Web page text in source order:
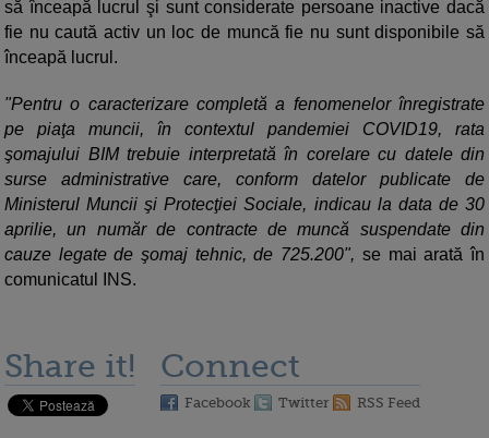
să înceapă lucrul şi sunt considerate persoane inactive dacă
fie nu caută activ un loc de muncă fie nu sunt disponibile să
înceapă lucrul.
"Pentru o caracterizare completă a fenomenelor înregistrate
pe piaţa muncii, în contextul pandemiei COVID19, rata
şomajului BIM trebuie interpretată în corelare cu datele din
surse administrative care, conform datelor publicate de
Ministerul Muncii şi Protecţiei Sociale, indicau la data de 30
aprilie, un număr de contracte de muncă suspendate din
cauze legate de şomaj tehnic, de 725.200", se mai arată în
comunicatul INS.
Share it! Connect
Facebook Twitter RSS Feed